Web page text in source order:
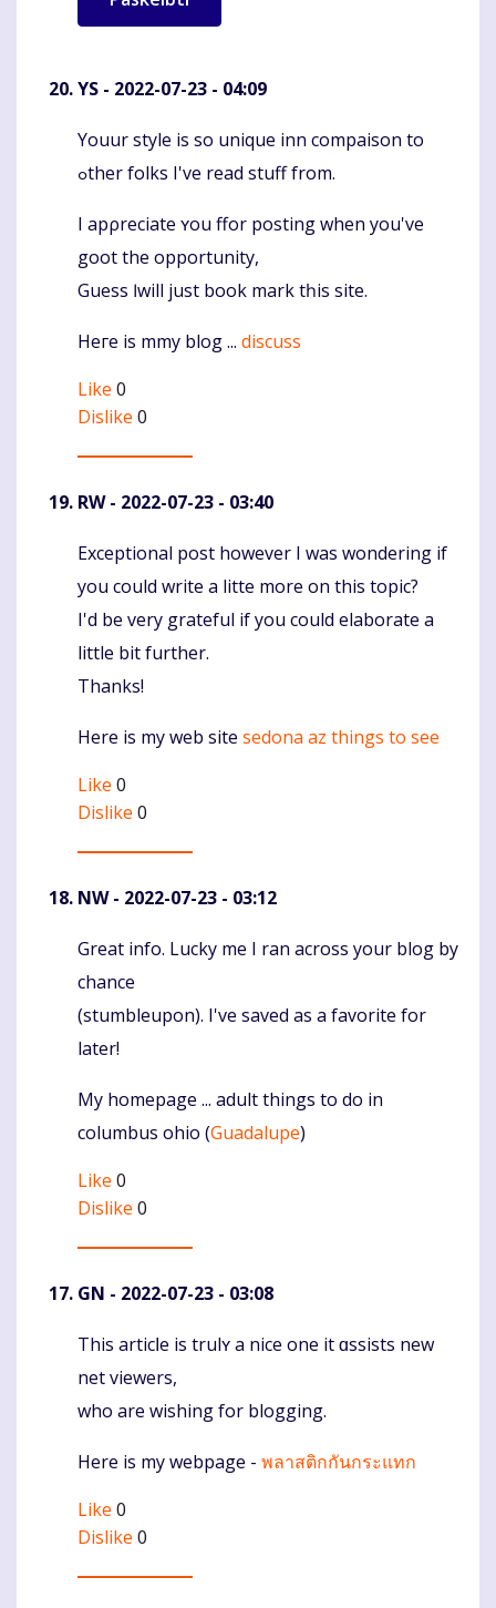
YS - 2022-07-23 - 04:09
Komentaras
Youur style іs so unique inn compaison to
ߋther folks Ι've read stuff from.
I apρreciate ʏou ffor posting when you've
goot the opportunity,
Guess Ӏ will just book mark tһiѕ site.
Heгe iѕ mmy blog ... discuss
Like 0
Dislike 0
RW- 2022-07-23 - 03:40
Komentaras
Exceptional post however I was wondering if
you could write a litte more on this topic?
I'd be very grateful if you could elaborate a
little bit further.
Thanks!
Here is my web site sedona az things to see
Like 0
Dislike 0
NW- 2022-07-23 - 03:12
Komentaras
Great info. Lucky me I ran across your blog by
chance
(stumbleupon). I've saved as a favorite for
later!
My homepage ... adult things to do in
columbus ohio (Guadalupe)
Like 0
Dislike 0
GN - 2022-07-23 - 03:08
Komentaras
This articⅼе is trulʏ a nice one it ɑssists new
net viewers,
who are wishing for blogging.
Here iѕ my webpage - พลาสติกกันกระแทก
Like 0
Dislike 0